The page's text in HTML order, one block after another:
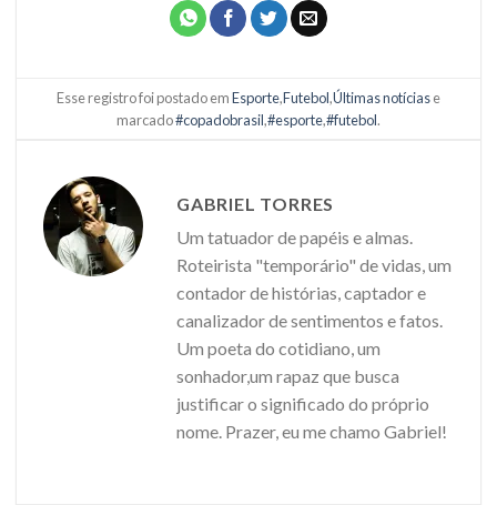
Esse registro foi postado emEsporte,Futebol,Últimas notíciase
marcado#copadobrasil,#esporte,#futebol.
GABRIEL TORRES
Um tatuador de papéis e almas.
Roteirista "temporário" de vidas, um
contador de histórias, captador e
canalizador de sentimentos e fatos.
Um poeta do cotidiano, um
sonhador,um rapaz que busca
justificar o significado do próprio
nome. Prazer, eu me chamo Gabriel!